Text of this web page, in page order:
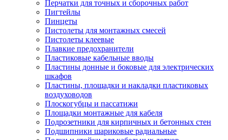
Перчатки для точных и сборочных работ
Пигтейлы
Пинцеты
Пистолеты для монтажных смесей
Пистолеты клеевые
Плавкие предохранители
Пластиковые кабельные вводы
Пластины донные и боковые для электрических
шкафов
Пластины, площадки и накладки пластиковых
воздуховодов
Плоскогубцы и пассатижи
Площадки монтажные для кабеля
Подрозетники для кирпичных и бетонных стен
Подшипники шариковые радиальные